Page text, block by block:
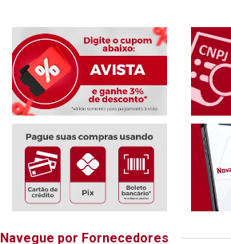
Navegue por Fornecedores